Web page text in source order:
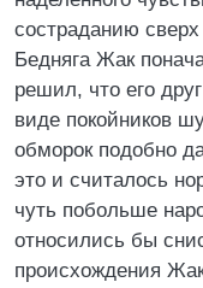
состраданию
Бедняга Жак
решил, что его
виде покойников
обморок подобно
это и считалось
чуть побольше
относились бы
происхождения